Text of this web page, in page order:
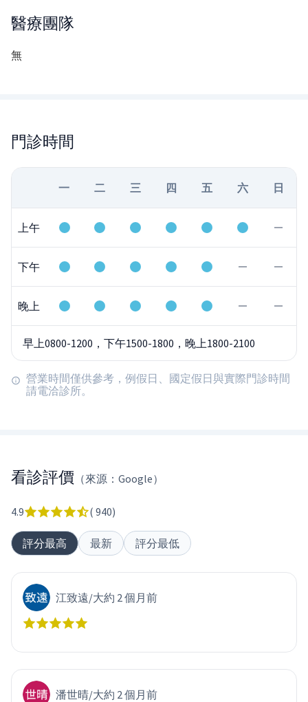
醫療團隊
無
門診時間
一 二 三 四 五 六 日
上午
下午
晚上
早上0800-1200，下午1500-1800，晚上1800-2100
營業時間僅供參考，例假日、國定假日與實際門診時間
請電洽診所。
看診評價 （來源：Google）
4.9 ( 940)
評分最高 最新 評分最低
江致遠/大約 2 個月前
潘世晴/大約 2 個月前